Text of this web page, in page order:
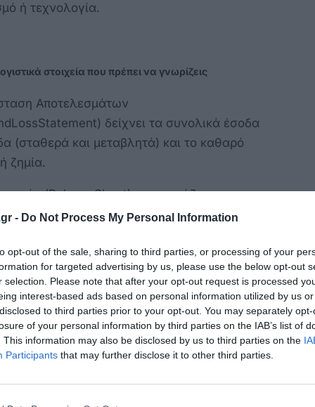
- Do Not Process My Personal Information
opt-out of the sale, sharing to third parties, or processing of your
for targeted advertising by us, please use the below opt-out
selection. Please note that after your opt-out request is processed
interest-based ads based on personal information utilized by us
to third parties prior to your opt-out. You may separately
of your personal information by third parties on the IAB’s list of
This information may also be disclosed by us to third parties on the
Participants that may further disclose it to other third parties.
ή τεχνολογία.
στοιχεία που πρέπει να γνωρίζεις
Αποτελεσμάτων
δείχνει τα συνολικά έσοδα
(σταθερά και μεταβλητά) και το καθαρό
ζημία.
(BalanceSheet) παρουσιάζει τα
στοιχεία (ό,τι κατέχει η επιχείρηση) , τις
της επιχείρησης).
Ταμειακών Ροών (CashFlowStatement)
να κατανοήσεις από πού προέρχονται τα
, πώς χρησιμοποιούνται και αν έχεις αρκετά
για τις καθημερινές σου ανάγκες.